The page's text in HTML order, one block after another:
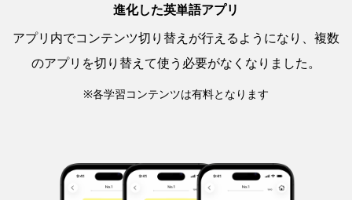
進化した英単語アプリ
アプリ内でコンテンツ切り替えが行えるようになり、複数
のアプリを切り替えて使う必要がなくなりました。
※各学習コンテンツは有料となります